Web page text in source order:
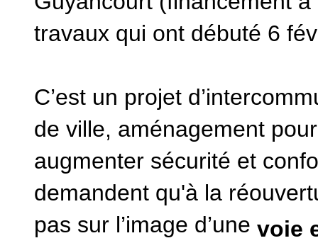
travaux qui ont débuté 6
C’est un projet
de ville, aménagement
augmenter sécurité et
demandent qu'à la
pas sur l’image d’une voie